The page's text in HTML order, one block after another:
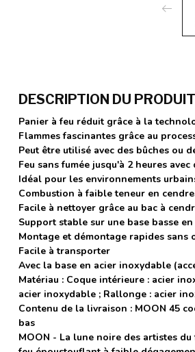
DESCRIPTION DU PRODUIT
Panier à feu réduit grâce à la
Flammes fascinantes grâce au
Peut être utilisé avec des bûches ou
Feu sans fumée jusqu'à 2 heures
Idéal pour les environnements
Combustion à faible teneur en
Facile à nettoyer grâce au bac à
Support stable sur une base basse
Montage et démontage rapides sans
Facile à transporter
Avec la base en acier inoxydable
Matériau : Coque intérieure : acier
acier inoxydable ; Rallonge : acier
Contenu de la livraison : MOON 45
bas
MOON - La lune noire des artistes